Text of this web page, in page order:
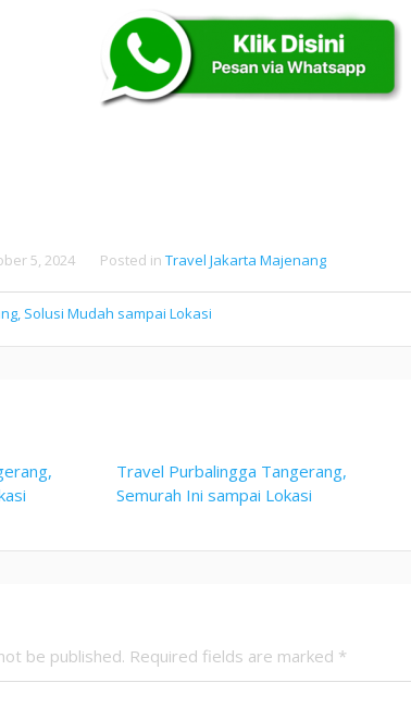
5, 2024 Posted in Travel Jakarta Majenang
Solusi Mudah sampai Lokasi
Travel Purbalingga Tangerang,
Semurah Ini sampai Lokasi
be published. Required fields are marked *